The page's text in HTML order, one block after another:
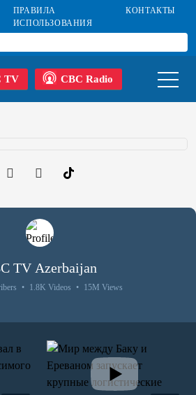
ПРАВИЛА
ИСПОЛЬЗОВАНИЯ
КОНТАКТЫ
TV CBC Radio
TV Azerbaijan
• 1.8K Videos • 15M Views